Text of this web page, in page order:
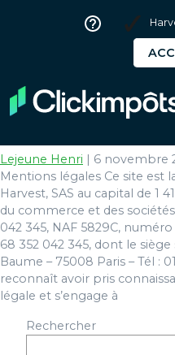
légales
Lejeune Henri
6 novembre
Mentions légales Ce site est
Harvest, SAS au capital de 1
du commerce et des
042 345, NAF 5829C,
68 352 042 345, dont le
Baume – 75008 Paris – Tél :
reconnaît avoir pris
légale et s’engage à
Rechercher